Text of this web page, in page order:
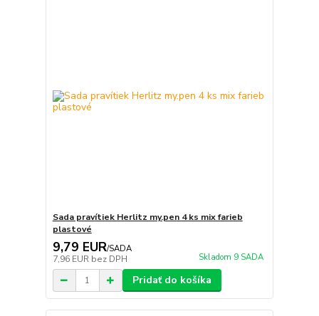
Sada pravítiek Herlitz my.pen 4 ks mix farieb
plastové
9,79 EUR/SADA
7,96 EUR bez DPH Skladom 9 SADA
Pridať do košíka